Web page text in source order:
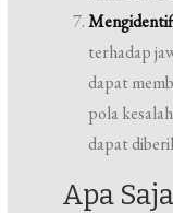
terhadap
dapat
pola
dapat
Apa